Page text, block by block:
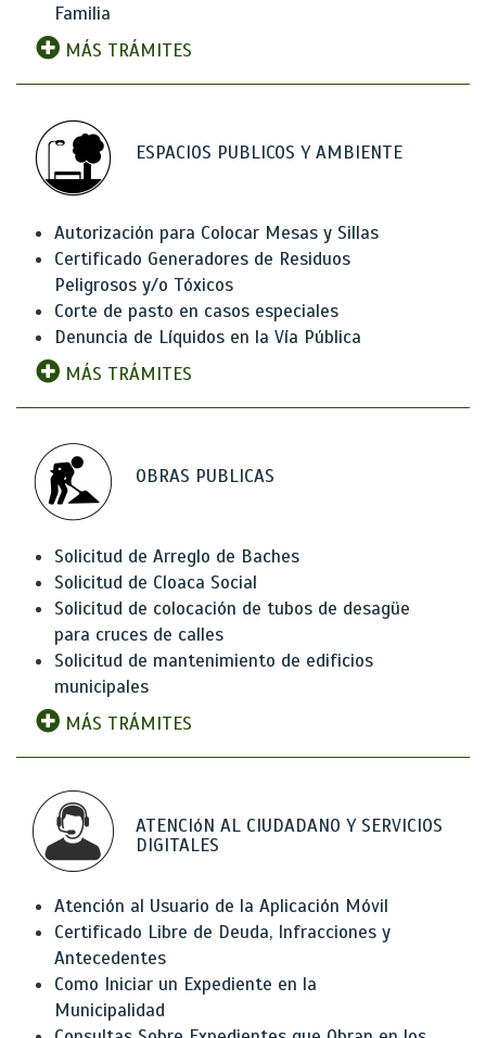
Familia
MÁS TRÁMITES
ESPACIOS PUBLICOS Y AMBIENTE
Autorización para Colocar Mesas y Sillas
Certificado Generadores de Residuos
Peligrosos y/o Tóxicos
Corte de pasto en casos especiales
Denuncia de Líquidos en la Vía Pública
MÁS TRÁMITES
OBRAS PUBLICAS
Solicitud de Arreglo de Baches
Solicitud de Cloaca Social
Solicitud de colocación de tubos de desagüe
para cruces de calles
Solicitud de mantenimiento de edificios
municipales
MÁS TRÁMITES
ATENCIóN AL CIUDADANO Y SERVICIOS
DIGITALES
Atención al Usuario de la Aplicación Móvil
Certificado Libre de Deuda, Infracciones y
Antecedentes
Como Iniciar un Expediente en la
Municipalidad